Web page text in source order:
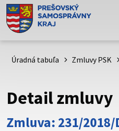
Doména psk.sk je oficiálna
Toto je oficiálna webová stránka
psk.sk.
Buďte pozorní a vždy sa
cez zabezpečenú webovú
vždy začína https:// pred
Úradná tabuľa Zmluvy PSK
Detail zmluvy
Zmluva: 231/2018/